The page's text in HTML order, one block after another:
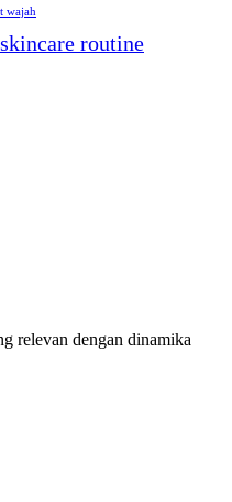
wajah
skincare routine
relevan dengan dinamika